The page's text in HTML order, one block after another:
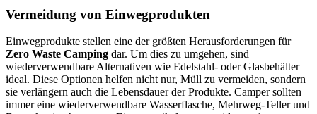
Vermeidung von Einwegprodukten
Einwegprodukte stellen eine der größten Herausforderungen für
Zero Waste Camping dar. Um dies zu umgehen, sind
wiederverwendbare Alternativen wie Edelstahl- oder Glasbehälter
ideal. Diese Optionen helfen nicht nur, Müll zu vermeiden, sondern
sie verlängern auch die Lebensdauer der Produkte. Camper sollten
immer eine wiederverwendbare Wasserflasche, Mehrweg-Teller und